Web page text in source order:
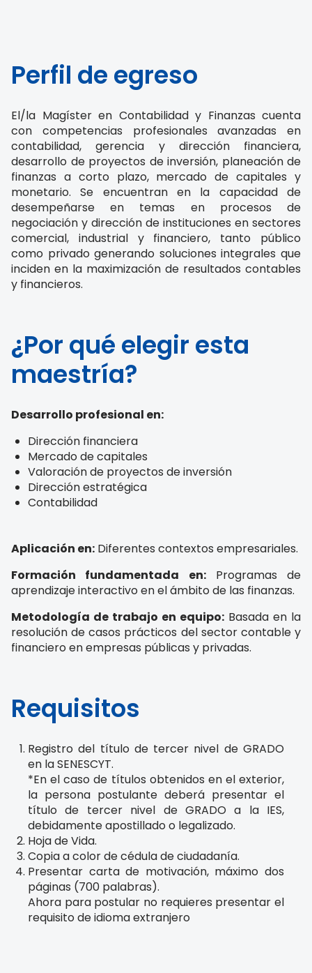
Perfil de egreso
El/la Magíster en Contabilidad y Finanzas cuenta
con competencias profesionales avanzadas en
contabilidad, gerencia y dirección financiera,
desarrollo de proyectos de inversión, planeación de
finanzas a corto plazo, mercado de capitales y
monetario. Se encuentran en la capacidad de
desempeñarse en temas en procesos de
negociación y dirección de instituciones en sectores
comercial, industrial y financiero, tanto público
como privado generando soluciones integrales que
inciden en la maximización de resultados contables
y financieros.
¿Por qué elegir esta
maestría?
Desarrollo profesional en:
Dirección financiera
Mercado de capitales
Valoración de proyectos de inversión
Dirección estratégica
Contabilidad
Aplicación en: Diferentes contextos empresariales.
Formación fundamentada en:Programas de
aprendizaje interactivo en el ámbito de las finanzas.
Metodología de trabajo en equipo: Basada en la
resolución de casos prácticos del sector contable y
financiero en empresas públicas y privadas.
Requisitos
Registro del título de tercer nivel de GRADO
en la SENESCYT.
*En el caso de títulos obtenidos en el exterior,
la persona postulante deberá presentar el
título de tercer nivel de GRADO a la IES,
debidamente apostillado o legalizado.
Hoja de Vida.
Copia a color de cédula de ciudadanía.
Presentar carta de motivación, máximo dos
páginas (700 palabras).
Ahora para postular no requieres presentar el
requisito de idioma extranjero